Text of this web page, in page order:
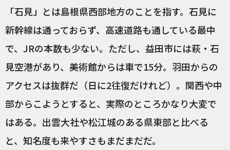
「石見」とは島根県西部地方のことを指す。石見に
新幹線は通っておらず、高速道路も通している最中
で、JRの本数も少ない。ただし、益田市には萩・石
見空港があり、美術館からは車で15分。羽田からの
アクセスは抜群だ（日に2往復だけれど）。関西や中
部からこようとすると、実際のところかなり大変で
はある。出雲大社や松江城のある県東部と比べる
と、知名度も来やすさもまだまだだ。